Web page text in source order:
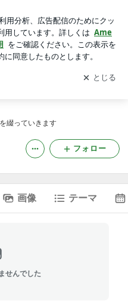
更新通知
を受け取りまし
開く
綴っていきます
フォロー
画像 テーマ
せんでした